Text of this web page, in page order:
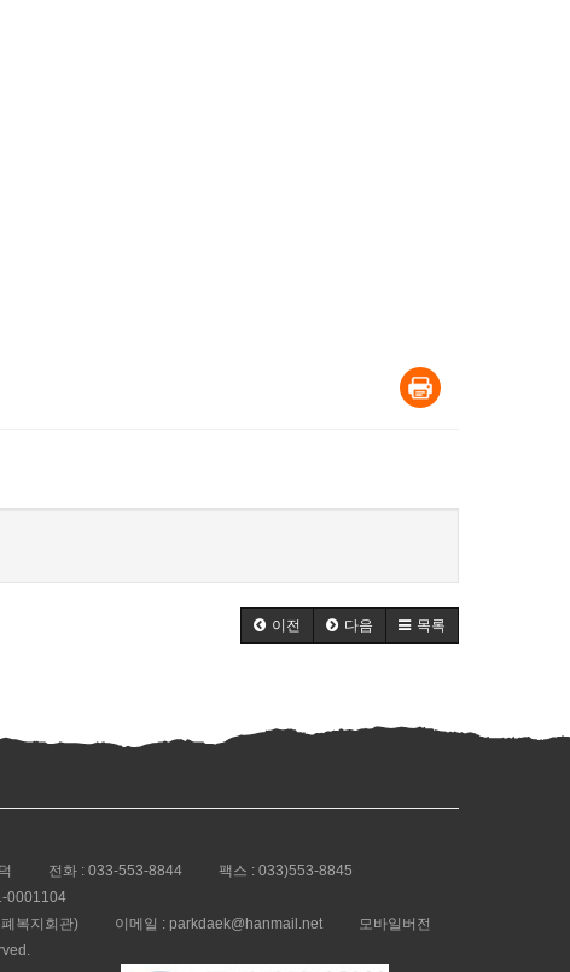
이전 다음 목록
전화 : 033-553-8844
팩스 : 033)553-8845
0001104
복지회관)
이메일 : parkdaek@hanmail.net
모바일버전